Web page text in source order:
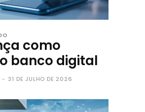
como
banco digital
- 31 DE JULHO DE 2026